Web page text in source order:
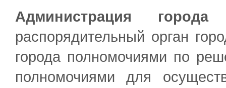
Администрация города
распорядительный орган
города полномочиями по
полномочиями для